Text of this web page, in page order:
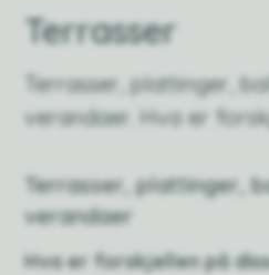
Terrasser
Terrasser, plattinger,
verandaer. Hva er
Terrasser, plattinger,
verandaer
Hva er forskjellen på